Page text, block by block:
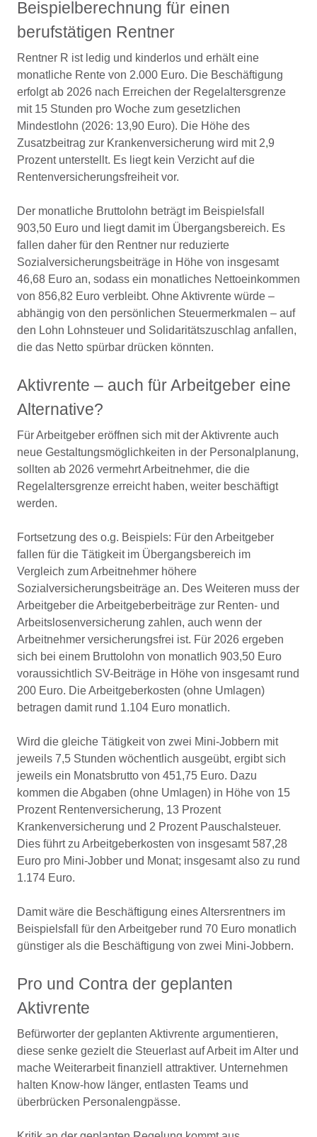
Beispielberechnung für einen
berufstätigen Rentner
Rentner R ist ledig und kinderlos und erhält eine
monatliche Rente von 2.000 Euro. Die Beschäftigung
erfolgt ab 2026 nach Erreichen der Regelaltersgrenze
mit 15 Stunden pro Woche zum gesetzlichen
Mindestlohn (2026: 13,90 Euro). Die Höhe des
Zusatzbeitrag zur Krankenversicherung wird mit 2,9
Prozent unterstellt. Es liegt kein Verzicht auf die
Rentenversicherungsfreiheit vor.
Der monatliche Bruttolohn beträgt im Beispielsfall
903,50 Euro und liegt damit im Übergangsbereich. Es
fallen daher für den Rentner nur reduzierte
Sozialversicherungsbeiträge in Höhe von insgesamt
46,68 Euro an, sodass ein monatliches Nettoeinkommen
von 856,82 Euro verbleibt. Ohne Aktivrente würde –
abhängig von den persönlichen Steuermerkmalen – auf
den Lohn Lohnsteuer und Solidaritätszuschlag anfallen,
die das Netto spürbar drücken könnten.
Aktivrente – auch für Arbeitgeber eine
Alternative?
Für Arbeitgeber eröffnen sich mit der Aktivrente auch
neue Gestaltungsmöglichkeiten in der Personalplanung,
sollten ab 2026 vermehrt Arbeitnehmer, die die
Regelaltersgrenze erreicht haben, weiter beschäftigt
werden.
Fortsetzung des o.g. Beispiels: Für den Arbeitgeber
fallen für die Tätigkeit im Übergangsbereich im
Vergleich zum Arbeitnehmer höhere
Sozialversicherungsbeiträge an. Des Weiteren muss der
Arbeitgeber die Arbeitgeberbeiträge zur Renten- und
Arbeitslosenversicherung zahlen, auch wenn der
Arbeitnehmer versicherungsfrei ist. Für 2026 ergeben
sich bei einem Bruttolohn von monatlich 903,50 Euro
voraussichtlich SV-Beiträge in Höhe von insgesamt rund
200 Euro. Die Arbeitgeberkosten (ohne Umlagen)
betragen damit rund 1.104 Euro monatlich.
Wird die gleiche Tätigkeit von zwei Mini-Jobbern mit
jeweils 7,5 Stunden wöchentlich ausgeübt, ergibt sich
jeweils ein Monatsbrutto von 451,75 Euro. Dazu
kommen die Abgaben (ohne Umlagen) in Höhe von 15
Prozent Rentenversicherung, 13 Prozent
Krankenversicherung und 2 Prozent Pauschalsteuer.
Dies führt zu Arbeitgeberkosten von insgesamt 587,28
Euro pro Mini-Jobber und Monat; insgesamt also zu rund
1.174 Euro.
Damit wäre die Beschäftigung eines Altersrentners im
Beispielsfall für den Arbeitgeber rund 70 Euro monatlich
günstiger als die Beschäftigung von zwei Mini-Jobbern.
Pro und Contra der geplanten
Aktivrente
Befürworter der geplanten Aktivrente argumentieren,
diese senke gezielt die Steuerlast auf Arbeit im Alter und
mache Weiterarbeit finanziell attraktiver. Unternehmen
halten Know-how länger, entlasten Teams und
überbrücken Personalengpässe.